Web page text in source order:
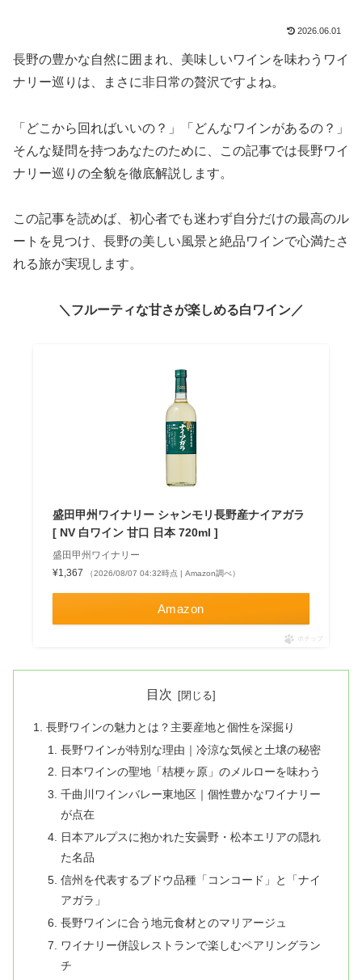
2026.06.01
長野の豊かな自然に囲まれ、美味しいワインを味わうワイ
ナリー巡りは、まさに非日常の贅沢ですよね。
「どこから回ればいいの？」「どんなワインがあるの？」
そんな疑問を持つあなたのために、この記事では長野ワイ
ナリー巡りの全貌を徹底解説します。
この記事を読めば、初心者でも迷わず自分だけの最高のル
ートを見つけ、長野の美しい風景と絶品ワインで心満たさ
れる旅が実現します。
＼フルーティな甘さが楽しめる白ワイン／
盛田甲州ワイナリー シャンモリ長野産ナイアガラ
[ NV 白ワイン 甘口 日本 720ml ]
盛田甲州ワイナリー
¥1,367
（2026/08/07 04:32時点 | Amazon調べ）
Amazon
ポチップ
目次
長野ワインの魅力とは？主要産地と個性を深掘り
長野ワインが特別な理由｜冷涼な気候と土壌の秘密
日本ワインの聖地「桔梗ヶ原」のメルローを味わう
千曲川ワインバレー東地区｜個性豊かなワイナリー
が点在
日本アルプスに抱かれた安曇野・松本エリアの隠れ
た名品
信州を代表するブドウ品種「コンコード」と「ナイ
アガラ」
長野ワインに合う地元食材とのマリアージュ
ワイナリー併設レストランで楽しむペアリングラン
チ